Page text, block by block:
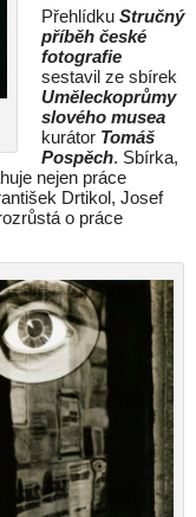
Přehlídku Stručný
příběh české
fotografie
sestavil ze sbírek
Uměleckoprůmy
slového musea
kurátor Tomáš
Pospěch. Sbírka,
nejen práce
Drtikol, Josef
o práce